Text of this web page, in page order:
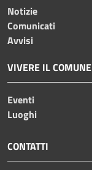
Notizie
Comunicati
Avvisi
VIVERE IL COMUNE
Eventi
Luoghi
CONTATTI